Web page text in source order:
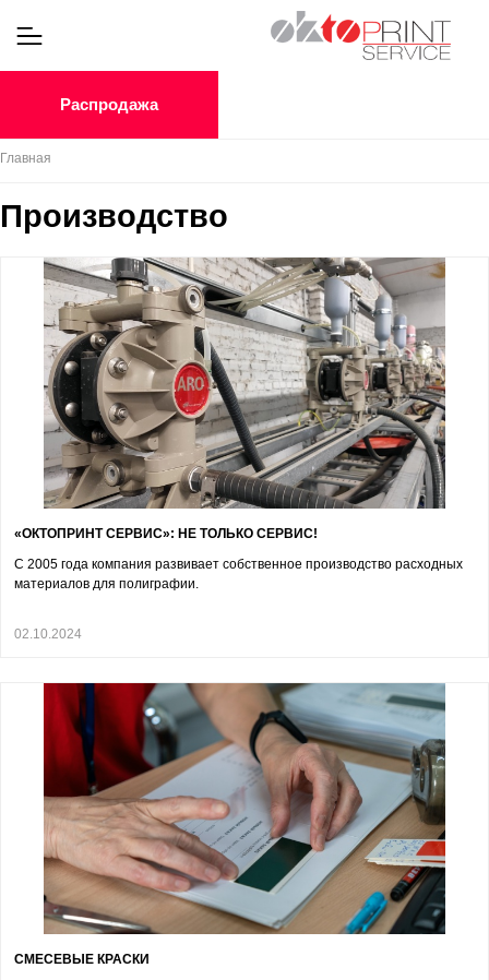
Распродажа
Главная
Производство
«ОКТОПРИНТ СЕРВИС»: НЕ ТОЛЬКО СЕРВИС!
С 2005 года компания развивает собственное производство расходных
материалов для полиграфии.
02.10.2024
СМЕСЕВЫЕ КРАСКИ